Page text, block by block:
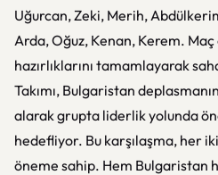
Uğurcan, Zeki, Merih,
Arda, Oğuz, Kenan, Kerem.
hazırlıklarını tamamlayarak
Takımı, Bulgaristan
alarak grupta liderlik yolunda
hedefliyor. Bu karşılaşma, her
öneme sahip. Hem Bulgaristan